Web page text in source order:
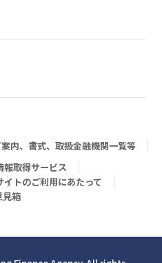
案内、書式、取扱金融機関一覧等
報取得サービス
イトのご利用にあたって
見箱